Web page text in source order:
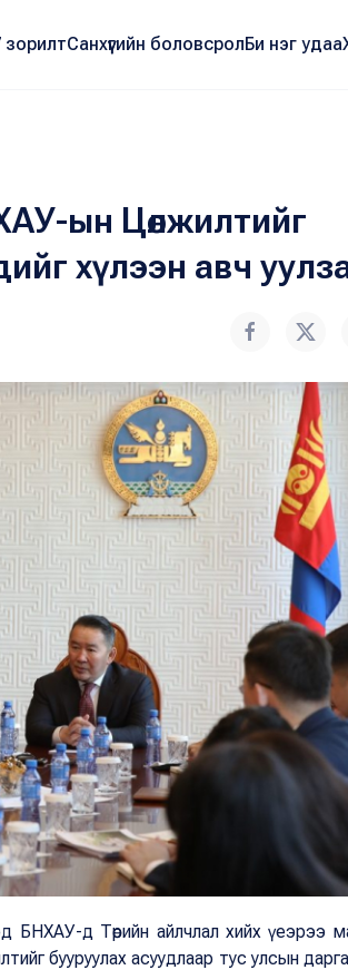
зорилтСанхүүгийн боловсролБи нэг удаа
ын Цөлжилтийг
хүлээн авч
БНХАУ-д Төрийн айлчлал хийх үеэрээ
бууруулах асуудлаар тус улсын